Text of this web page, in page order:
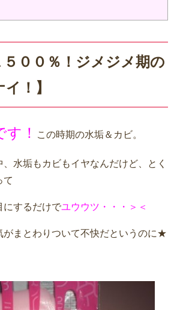
５００％！ジメジメ期の
！】
！ この時期の水垢＆カビ。
水垢もカビもイヤなんだけど、とく
て
にするだけでユウウツ・・・＞＜
がまとわりついて不快だというのに★